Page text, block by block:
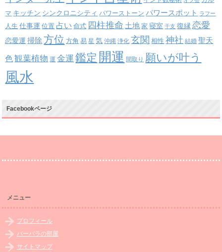
マ キッチン シンクロニシティ パワーストーン パワースポット ラフー
人生 仕事運 位置 占い 命式 四柱推命 土地 家 寝室 干支 復縁 恋愛
恋愛運 掃除 方位 方角 易 星 気 沖縄 浄化 玄関 相性 神社 結婚 聖天
色 観葉植物 運 金運 鑑定 開運 間取り 願いが叶う
風水
Facebookページ
メニュー
プロフィール
バーバラの部屋
サイトマップ